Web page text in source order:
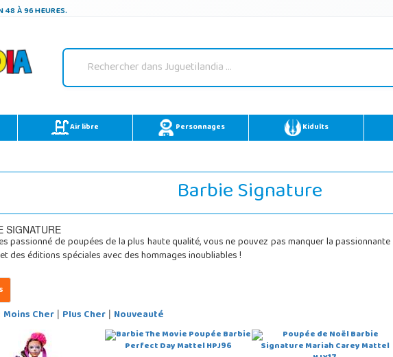
48 À 96 HEURES.
Air libre Personnages Kidults
Barbie Signature
passionné de poupées de la plus haute qualité, vous ne pouvez pas manquer la passionnante
des éditions spéciales avec des hommages inoubliables !
Moins Cher| Plus Cher| Nouveauté